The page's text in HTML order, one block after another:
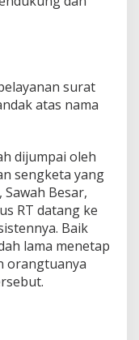
surat
atas nama
dijumpai oleh
sengketa yang
Besar,
RT datang ke
Baik
lama menetap
orangtuanya